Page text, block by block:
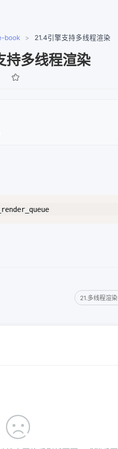
book > 21.4引擎支持多线程渲染
持多线程渲染
engine_render_queue
21.多线程渲染